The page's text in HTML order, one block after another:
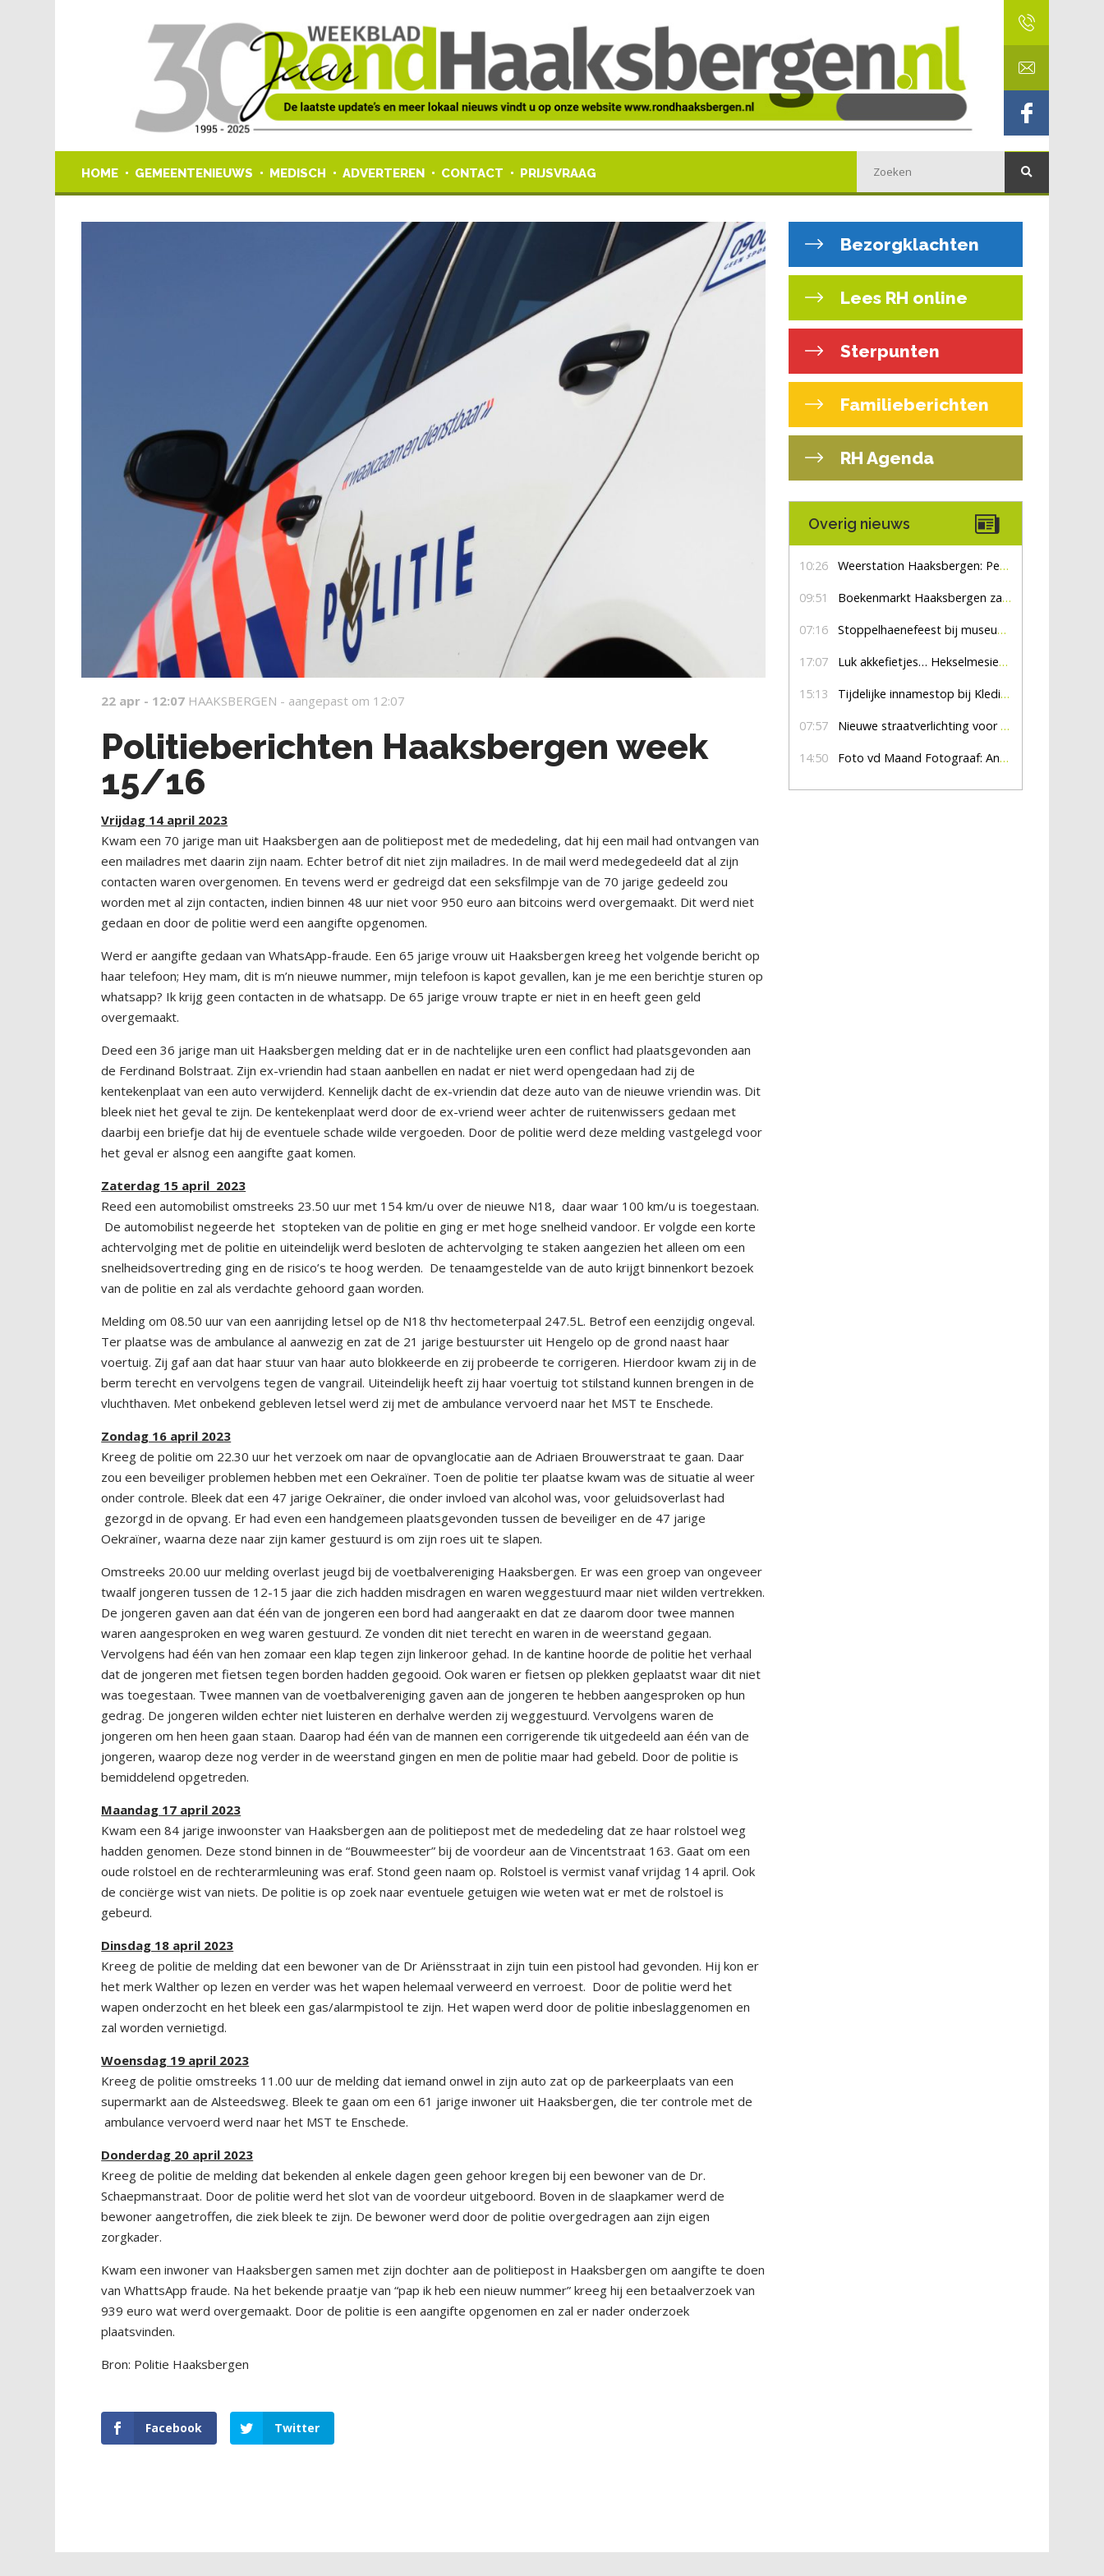
HOME GEMEENTENIEUWS MEDISCH ADVERTEREN CONTACT PRIJSVRAAG
22 apr - 12:07 HAAKSBERGEN - aangepast om 12:07
Politieberichten Haaksbergen week
15/16
Vrijdag 14 april 2023
Kwam een 70 jarige man uit Haaksbergen aan de politiepost met de mededeling, dat hij een mail had ontvangen van
een mailadres met daarin zijn naam. Echter betrof dit niet zijn mailadres. In de mail werd medegedeeld dat al zijn
contacten waren overgenomen. En tevens werd er gedreigd dat een seksfilmpje van de 70 jarige gedeeld zou
worden met al zijn contacten, indien binnen 48 uur niet voor 950 euro aan bitcoins werd overgemaakt. Dit werd niet
gedaan en door de politie werd een aangifte opgenomen.
Werd er aangifte gedaan van WhatsApp-fraude. Een 65 jarige vrouw uit Haaksbergen kreeg het volgende bericht op
haar telefoon; Hey mam, dit is m’n nieuwe nummer, mijn telefoon is kapot gevallen, kan je me een berichtje sturen op
whatsapp? Ik krijg geen contacten in de whatsapp. De 65 jarige vrouw trapte er niet in en heeft geen geld
overgemaakt.
Deed een 36 jarige man uit Haaksbergen melding dat er in de nachtelijke uren een conflict had plaatsgevonden aan
de Ferdinand Bolstraat. Zijn ex-vriendin had staan aanbellen en nadat er niet werd opengedaan had zij de
kentekenplaat van een auto verwijderd. Kennelijk dacht de ex-vriendin dat deze auto van de nieuwe vriendin was. Dit
bleek niet het geval te zijn. De kentekenplaat werd door de ex-vriend weer achter de ruitenwissers gedaan met
daarbij een briefje dat hij de eventuele schade wilde vergoeden. Door de politie werd deze melding vastgelegd voor
het geval er alsnog een aangifte gaat komen.
Zaterdag 15 april 2023
Reed een automobilist omstreeks 23.50 uur met 154 km/u over de nieuwe N18, daar waar 100 km/u is toegestaan.
De automobilist negeerde het stopteken van de politie en ging er met hoge snelheid vandoor. Er volgde een korte
achtervolging met de politie en uiteindelijk werd besloten de achtervolging te staken aangezien het alleen om een
snelheidsovertreding ging en de risico’s te hoog werden. De tenaamgestelde van de auto krijgt binnenkort bezoek
van de politie en zal als verdachte gehoord gaan worden.
Melding om 08.50 uur van een aanrijding letsel op de N18 thv hectometerpaal 247.5L. Betrof een eenzijdig ongeval.
Ter plaatse was de ambulance al aanwezig en zat de 21 jarige bestuurster uit Hengelo op de grond naast haar
voertuig. Zij gaf aan dat haar stuur van haar auto blokkeerde en zij probeerde te corrigeren. Hierdoor kwam zij in de
berm terecht en vervolgens tegen de vangrail. Uiteindelijk heeft zij haar voertuig tot stilstand kunnen brengen in de
vluchthaven. Met onbekend gebleven letsel werd zij met de ambulance vervoerd naar het MST te Enschede.
Zondag 16 april 2023
Kreeg de politie om 22.30 uur het verzoek om naar de opvanglocatie aan de Adriaen Brouwerstraat te gaan. Daar
zou een beveiliger problemen hebben met een Oekraïner. Toen de politie ter plaatse kwam was de situatie al weer
onder controle. Bleek dat een 47 jarige Oekraïner, die onder invloed van alcohol was, voor geluidsoverlast had
gezorgd in de opvang. Er had even een handgemeen plaatsgevonden tussen de beveiliger en de 47 jarige
Oekraïner, waarna deze naar zijn kamer gestuurd is om zijn roes uit te slapen.
Omstreeks 20.00 uur melding overlast jeugd bij de voetbalvereniging Haaksbergen. Er was een groep van ongeveer
twaalf jongeren tussen de 12-15 jaar die zich hadden misdragen en waren weggestuurd maar niet wilden vertrekken.
De jongeren gaven aan dat één van de jongeren een bord had aangeraakt en dat ze daarom door twee mannen
waren aangesproken en weg waren gestuurd. Ze vonden dit niet terecht en waren in de weerstand gegaan.
Vervolgens had één van hen zomaar een klap tegen zijn linkeroor gehad. In de kantine hoorde de politie het verhaal
dat de jongeren met fietsen tegen borden hadden gegooid. Ook waren er fietsen op plekken geplaatst waar dit niet
was toegestaan. Twee mannen van de voetbalvereniging gaven aan de jongeren te hebben aangesproken op hun
gedrag. De jongeren wilden echter niet luisteren en derhalve werden zij weggestuurd. Vervolgens waren de
jongeren om hen heen gaan staan. Daarop had één van de mannen een corrigerende tik uitgedeeld aan één van de
jongeren, waarop deze nog verder in de weerstand gingen en men de politie maar had gebeld. Door de politie is
bemiddelend opgetreden.
Maandag 17 april 2023
Kwam een 84 jarige inwoonster van Haaksbergen aan de politiepost met de mededeling dat ze haar rolstoel weg
hadden genomen. Deze stond binnen in de “Bouwmeester” bij de voordeur aan de Vincentstraat 163. Gaat om een
oude rolstoel en de rechterarmleuning was eraf. Stond geen naam op. Rolstoel is vermist vanaf vrijdag 14 april. Ook
de conciërge wist van niets. De politie is op zoek naar eventuele getuigen wie weten wat er met de rolstoel is
gebeurd.
Dinsdag 18 april 2023
Kreeg de politie de melding dat een bewoner van de Dr Ariënsstraat in zijn tuin een pistool had gevonden. Hij kon er
het merk Walther op lezen en verder was het wapen helemaal verweerd en verroest. Door de politie werd het
wapen onderzocht en het bleek een gas/alarmpistool te zijn. Het wapen werd door de politie inbeslaggenomen en
zal worden vernietigd.
Woensdag 19 april 2023
Kreeg de politie omstreeks 11.00 uur de melding dat iemand onwel in zijn auto zat op de parkeerplaats van een
supermarkt aan de Alsteedsweg. Bleek te gaan om een 61 jarige inwoner uit Haaksbergen, die ter controle met de
ambulance vervoerd werd naar het MST te Enschede.
Donderdag 20 april 2023
Kreeg de politie de melding dat bekenden al enkele dagen geen gehoor kregen bij een bewoner van de Dr.
Schaepmanstraat. Door de politie werd het slot van de voordeur uitgeboord. Boven in de slaapkamer werd de
bewoner aangetroffen, die ziek bleek te zijn. De bewoner werd door de politie overgedragen aan zijn eigen
zorgkader.
Kwam een inwoner van Haaksbergen samen met zijn dochter aan de politiepost in Haaksbergen om aangifte te doen
van WhattsApp fraude. Na het bekende praatje van “pap ik heb een nieuw nummer” kreeg hij een betaalverzoek van
939 euro wat werd overgemaakt. Door de politie is een aangifte opgenomen en zal er nader onderzoek
plaatsvinden.
Bron: Politie Haaksbergen
Facebook Twitter
Bezorgklachten
Lees RH online
Sterpunten
Familieberichten
RH Agenda
Overig nieuws
10:26 Weerstation Haaksbergen: Perioden met zon en droog
09:51 Boekenmarkt Haaksbergen zaterdag 8 augustus, marktplein Haaksbergen
07:16 Stoppelhaenefeest bij museum De Lebbenbrugge
17:07 Luk akkefietjes… HekselmesienHarry
15:13 Tijdelijke innamestop bij Kledingbank Stefania
07:57 Nieuwe straatverlichting voor De Veldmaat en De Pas
14:50 Foto vd Maand Fotograaf: Anna Jalving